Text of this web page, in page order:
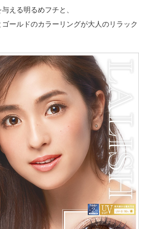
える明るめフチと、
ールドのカラーリングが大人のリラック